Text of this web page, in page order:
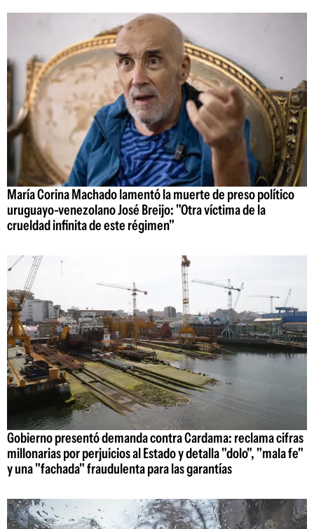
María Corina Machado lamentó la muerte de preso político
uruguayo-venezolano José Breijo: "Otra víctima de la
crueldad infinita de este régimen"
Gobierno presentó demanda contra Cardama: reclama cifras
millonarias por perjuicios al Estado y detalla "dolo", "mala fe"
y una "fachada" fraudulenta para las garantías